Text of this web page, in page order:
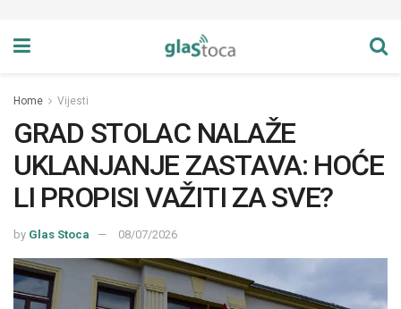
Home Vijesti
GRAD STOLAC NALAŽE
UKLANJANJE ZASTAVA: HOĆE
LI PROPISI VAŽITI ZA SVE?
by Glas Stoca 08/07/2026